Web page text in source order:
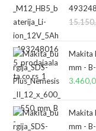
Makita
mm -
Makita
mm -